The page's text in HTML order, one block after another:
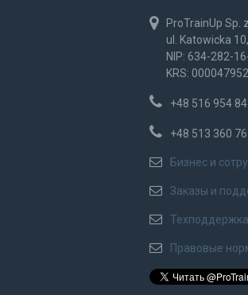
ProTrainUp Sp.
ul. Katowicka
NIP: 634-282-
KRS:
+48 516 954
+48 513 360
Бизнес и
Заказы и
Правовые